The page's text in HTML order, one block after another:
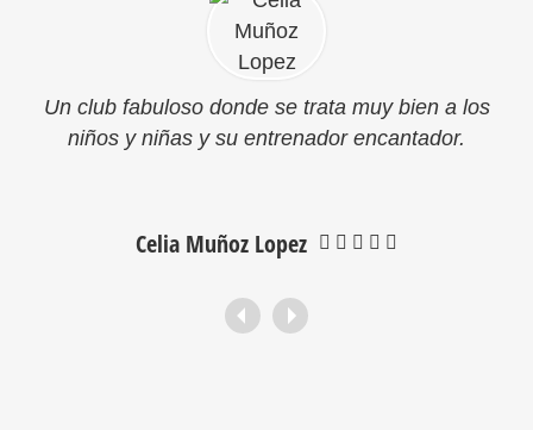
Un club fabuloso donde se trata muy bien a los
niños y niñas y su entrenador encantador.
Celia Muñoz Lopez